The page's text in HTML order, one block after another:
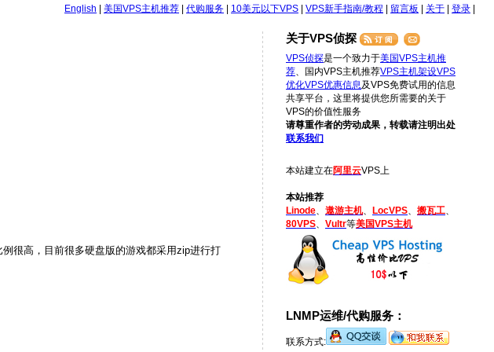
English 美国VPS主机推荐 代购服务 10美元以下VPS VPS新手指南/教程 留言板 关于 登录
很高，目前很多硬盘版的游戏都采用zip进行打
关于VPS侦探
VPS侦探是一个致力于美国VPS主机推
荐 、国内VPS主机推荐VPS主机架设VPS
优化VPS优惠信息 及VPS免费试用的信息
共享平台，这里将提供您所需要的关于
VPS的价值性服务
请尊重作者的劳动成果，转载请注明出处
联系我们
本站建立在阿里云VPS上
本站推荐
Linode
遨游主机、 LocVPS 搬瓦工
80VPS
Vultr等美国VPS主机
LNMP运维/代购服务：
联系方式: